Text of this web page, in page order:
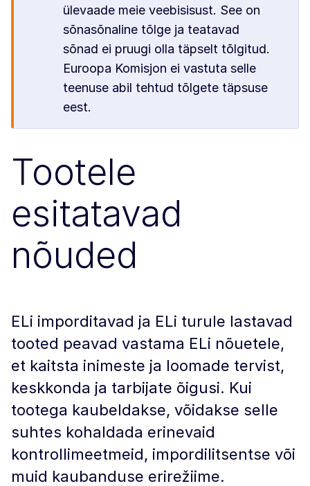
ülevaade meie veebisisust. See on
sõnasõnaline tõlge ja teatavad
sõnad ei pruugi olla täpselt tõlgitud.
Euroopa Komisjon ei vastuta selle
teenuse abil tehtud tõlgete täpsuse
eest.
Tootele
esitatavad
nõuded
ELi imporditavad ja ELi turule lastavad
tooted peavad vastama ELi nõuetele,
et kaitsta inimeste ja loomade tervist,
keskkonda ja tarbijate õigusi. Kui
tootega kaubeldakse, võidakse selle
suhtes kohaldada erinevaid
kontrollimeetmeid, impordilitsentse või
muid kaubanduse erirežiime.